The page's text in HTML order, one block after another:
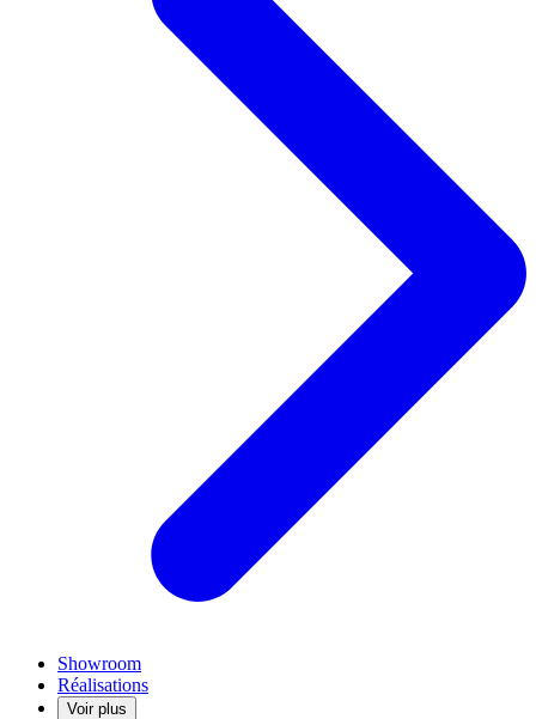
Showroom
Réalisations
Voir plus